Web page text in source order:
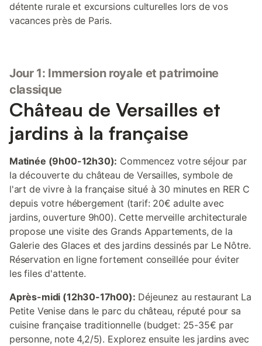
détente rurale et excursions culturelles lors de vos
vacances près de Paris.
Jour 1: Immersion royale et patrimoine
classique
Château de Versailles et
jardins à la française
Matinée (9h00-12h30): Commencez votre séjour par
la découverte du château de Versailles, symbole de
l'art de vivre à la française situé à 30 minutes en RER C
depuis votre hébergement (tarif: 20€ adulte avec
jardins, ouverture 9h00). Cette merveille architecturale
propose une visite des Grands Appartements, de la
Galerie des Glaces et des jardins dessinés par Le Nôtre.
Réservation en ligne fortement conseillée pour éviter
les files d'attente.
Après-midi (12h30-17h00): Déjeunez au restaurant La
Petite Venise dans le parc du château, réputé pour sa
cuisine française traditionnelle (budget: 25-35€ par
personne, note 4,2/5). Explorez ensuite les jardins avec